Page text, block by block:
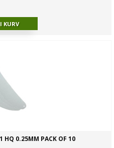
HQ 0.25MM PACK OF 10